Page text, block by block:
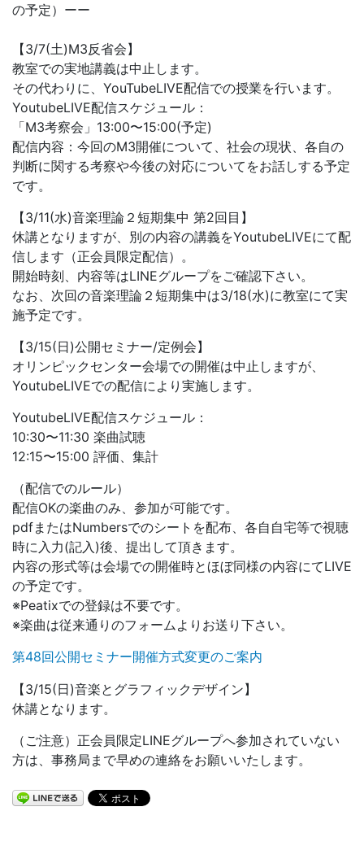
の予定）ーー
【3/7(土)M3反省会】
教室での実地講義は中止します。
その代わりに、YouTubeLIVE配信での授業を行います。
YoutubeLIVE配信スケジュール：
「M3考察会」13:00〜15:00(予定)
配信内容：今回のM3開催について、社会の現状、各自の
判断に関する考察や今後の対応についてをお話しする予定
です。
【3/11(水)音楽理論２短期集中 第2回目】
休講となりますが、別の内容の講義をYoutubeLIVEにて配
信します（正会員限定配信）。
開始時刻、内容等はLINEグループをご確認下さい。
なお、次回の音楽理論２短期集中は3/18(水)に教室にて実
施予定です。
【3/15(日)公開セミナー/定例会】
オリンピックセンター会場での開催は中止しますが、
YoutubeLIVEでの配信により実施します。
YoutubeLIVE配信スケジュール：
10:30〜11:30 楽曲試聴
12:15〜15:00 評価、集計
（配信でのルール）
配信OKの楽曲のみ、参加が可能です。
pdfまたはNumbersでのシートを配布、各自自宅等で視聴
時に入力(記入)後、提出して頂きます。
内容の形式等は会場での開催時とほぼ同様の内容にてLIVE
の予定です。
※Peatixでの登録は不要です。
※楽曲は従来通りのフォームよりお送り下さい。
第48回公開セミナー開催方式変更のご案内
【3/15(日)音楽とグラフィックデザイン】
休講となります。
（ご注意）正会員限定LINEグループへ参加されていない
方は、事務局まで早めの連絡をお願いいたします。